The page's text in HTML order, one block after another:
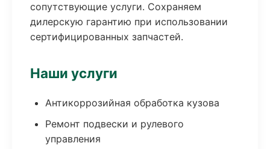
сопутствующие услуги. Сохраняем
дилерскую гарантию при использовании
сертифицированных запчастей.
Наши услуги
Антикоррозийная обработка кузова
Ремонт подвески и рулевого
управления